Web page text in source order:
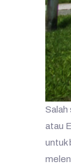
Salah
atau
untuk